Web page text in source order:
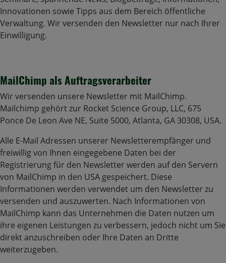
Innovationen sowie Tipps aus dem Bereich öffentliche
Verwaltung. Wir versenden den Newsletter nur nach Ihrer
Einwilligung.
MailChimp als Auftragsverarbeiter
Wir versenden unsere Newsletter mit MailChimp.
Mailchimp gehört zur Rocket Science Group, LLC, 675
Ponce De Leon Ave NE, Suite 5000, Atlanta, GA 30308, USA.
Alle E-Mail Adressen unserer Newsletterempfänger und
freiwillig von Ihnen eingegebene Daten bei der
Registrierung für den Newsletter werden auf den Servern
von MailChimp in den USA gespeichert. Diese
Informationen werden verwendet um den Newsletter zu
versenden und auszuwerten. Nach Informationen von
MailChimp kann das Unternehmen die Daten nutzen um
ihre eigenen Leistungen zu verbessern, jedoch nicht um Sie
direkt anzuschreiben oder Ihre Daten an Dritte
weiterzugeben.